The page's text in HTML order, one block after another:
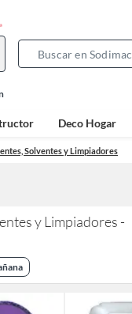
Deco Hogar
Solventes y Limpiadores